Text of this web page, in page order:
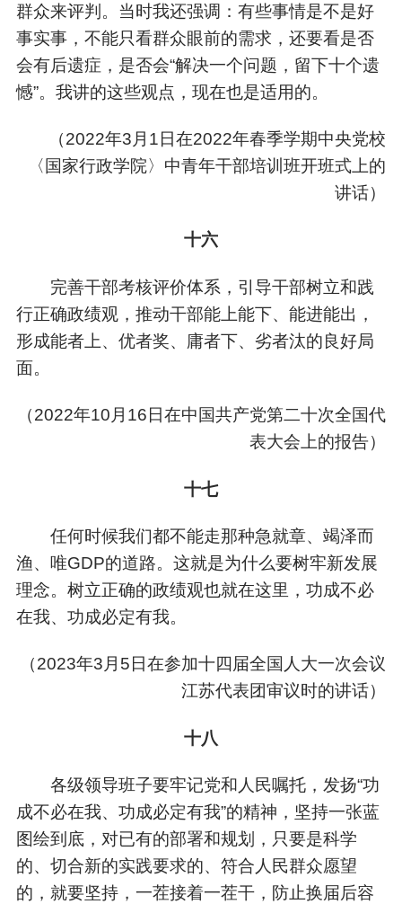
群众来评判。当时我还强调：有些事情是不是好
事实事，不能只看群众眼前的需求，还要看是否
会有后遗症，是否会“解决一个问题，留下十个遗
憾”。我讲的这些观点，现在也是适用的。
（2022年3月1日在2022年春季学期中央党校
〈国家行政学院〉中青年干部培训班开班式上的
讲话）
十六
完善干部考核评价体系，引导干部树立和践
行正确政绩观，推动干部能上能下、能进能出，
形成能者上、优者奖、庸者下、劣者汰的良好局
面。
（2022年10月16日在中国共产党第二十次全国代
表大会上的报告）
十七
任何时候我们都不能走那种急就章、竭泽而
渔、唯GDP的道路。这就是为什么要树牢新发展
理念。树立正确的政绩观也就在这里，功成不必
在我、功成必定有我。
（2023年3月5日在参加十四届全国人大一次会议
江苏代表团审议时的讲话）
十八
各级领导班子要牢记党和人民嘱托，发扬“功
成不必在我、功成必定有我”的精神，坚持一张蓝
图绘到底，对已有的部署和规划，只要是科学
的、切合新的实践要求的、符合人民群众愿望
的，就要坚持，一茬接着一茬干，防止换届后容